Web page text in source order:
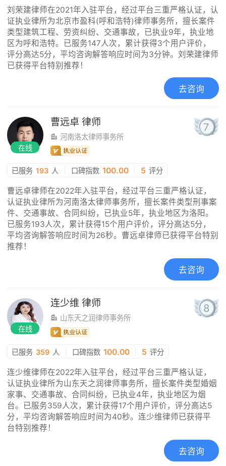
刘荣建律师在2021年入驻平台，经过平台三重严格认证，认
证执业律所为北京市盈科(呼和浩特)律师事务所，擅长案件
类型建筑工程、劳资纠纷、交通事故，已执业9年，执业地
区为呼和浩特。已服务147人次，累计获得3个用户评价，
评分高达5分，平均咨询解答响应时间为3分钟。刘荣建律师
已获得平台特别推荐！
去咨询
在线
曹远卓 律师
河南洛太律师事务所
7
已服务 193 人 口碑指数 100.00 5 评分
曹远卓律师在2022年入驻平台，经过平台三重严格认证，
认证执业律所为河南洛太律师事务所，擅长案件类型刑事案
件、交通事故、合同纠纷，已执业5年，执业地区为洛阳。
已服务193人次，累计获得15个用户评价，评分高达5分，
平均咨询解答响应时间为26秒。曹远卓律师已获得平台特别
推荐！
去咨询
在线
连少维 律师
山东天之润律师事务所
8
已服务 359 人 口碑指数 100.00 5 评分
连少维律师在2022年入驻平台，经过平台三重严格认证，
认证执业律所为山东天之润律师事务所，擅长案件类型婚姻
家事、交通事故、合同纠纷，已执业4年，执业地区为烟
台。已服务359人次，累计获得17个用户评价，评分高达5
分，平均咨询解答响应时间为40秒。连少维律师已获得平
台特别推荐！
去咨询